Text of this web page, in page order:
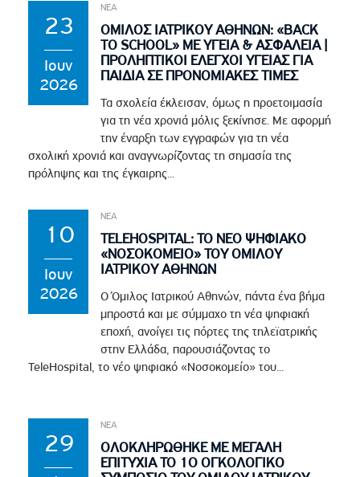
23
Ιουν
2026
ΝΕΑ
ΟΜΙΛΟΣ ΙΑΤΡΙΚΟΥ ΑΘΗΝΩΝ: «BACK
TO SCHOOL» ΜΕ ΥΓΕΙΑ & ΑΣΦΑΛΕΙΑ |
ΠΡΟΛΗΠΤΙΚΟΙ ΕΛΕΓΧΟΙ ΥΓΕΙΑΣ ΓΙΑ
ΠΑΙΔΙΑ ΣΕ ΠΡΟΝΟΜΙΑΚΕΣ ΤΙΜΕΣ
Τα σχολεία έκλεισαν, όμως η προετοιμασία
για τη νέα χρονιά μόλις ξεκίνησε. Με αφορμή
την έναρξη των εγγραφών για τη νέα
σχολική χρονιά και αναγνωρίζοντας τη σημασία της
πρόληψης και της έγκαιρης...
10
Ιουν
2026
ΝΕΑ
TELEHOSPITAL: ΤΟ ΝΕΟ ΨΗΦΙΑΚΟ
«ΝΟΣΟΚΟΜΕΙΟ» ΤΟΥ ΟΜΙΛΟΥ
ΙΑΤΡΙΚΟΥ ΑΘΗΝΩΝ
Ο Όμιλος Ιατρικού Αθηνών, πάντα ένα βήμα
μπροστά και με σύμμαχο τη νέα ψηφιακή
εποχή, ανοίγει τις πόρτες της τηλεϊατρικής
στην Ελλάδα, παρουσιάζοντας το
TeleHospital, το νέο ψηφιακό «Νοσοκομείο» του...
29
ΝΕΑ
ΟΛΟΚΛΗΡΩΘΗΚΕ ΜΕ ΜΕΓΑΛΗ
ΕΠΙΤΥΧΙΑ ΤΟ 1Ο ΟΓΚΟΛΟΓΙΚΟ